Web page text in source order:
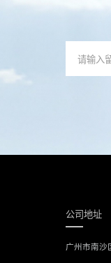
公司地址
广州市南沙